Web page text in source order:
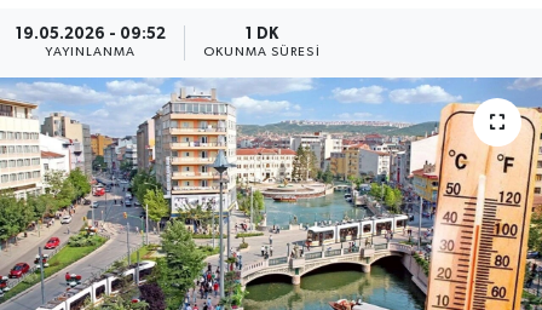
19.05.2026 - 09:52
YAYINLANMA
1 DK
OKUNMA SÜRESI
Sağlık
Siyaset
Spor
Haber Arşivi